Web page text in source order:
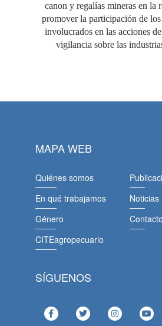
canon y regalías mineras en la
promover la participación de
involucrados en las acciones
vigilancia sobre las
MAPA WEB
Quiénes somos
En qué trabajamos
Género
CITEagropecuario
Noticias
Contacto
SÍGUENOS